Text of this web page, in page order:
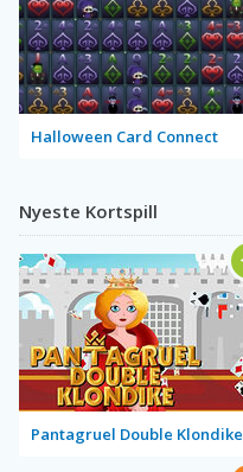
Halloween Card Connect
Nyeste Kortspill
Pantagruel Double Klondike